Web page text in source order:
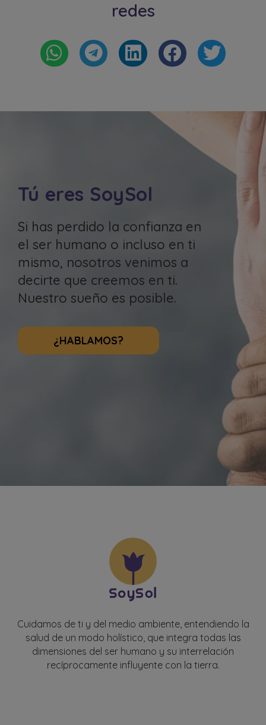
redes
Tú eres SoySol
Si has perdido la confianza en
el ser humano o incluso en ti
mismo, nosotros venimos a
decirte que creemos en ti.
Nuestro sueño es posible.
¿HABLAMOS?
Cuidamos de ti y del medio ambiente, entendiendo la
salud de un modo holístico, que integra todas las
dimensiones del ser humano y su interrelación
recíprocamente influyente con la tierra.